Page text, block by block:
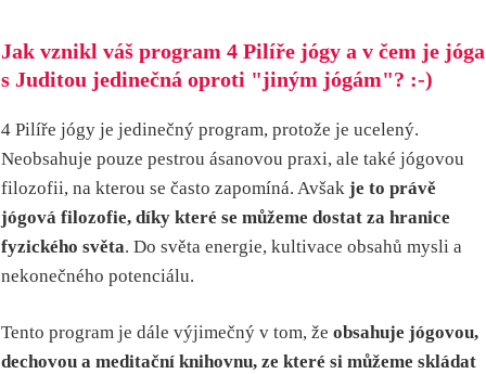
Jak vznikl váš program 4 Pilíře jógy a v čem je jóga
s Juditou jedinečná oproti "jiným jógám"? :-)
4 Pilíře jógy je jedinečný program, protože je ucelený.
Neobsahuje pouze pestrou ásanovou praxi, ale také jógovou
filozofii, na kterou se často zapomíná. Avšak je to právě
jógová filozofie, díky které se můžeme dostat za hranice
fyzického světa. Do světa energie, kultivace obsahů mysli a
nekonečného potenciálu.
Tento program je dále výjimečný v tom, že obsahuje jógovou,
dechovou a meditační knihovnu, ze které si můžeme skládat